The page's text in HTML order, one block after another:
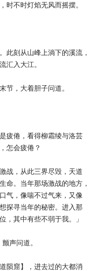
不时灯焰无风而摇摆。
刻从山峰上淌下的溪流，
汇入大江。
，大着胆子问道。
疲倦，看得柳霜绫与洛芸
怎会疲倦？
，从此三界尽毁，天道
命。当年那场激战的地方，
气，像喘不过气来，又像
探寻当年的秘密。进入那
，其中有些不弱于我。」
声问道。
窟】，进去过的大都消